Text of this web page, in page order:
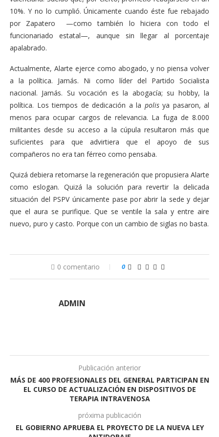
10%. Y no lo cumplió. Únicamente cuando éste fue rebajado
por Zapatero —como también lo hiciera con todo el
funcionariado estatal—, aunque sin llegar al porcentaje
apalabrado.
Actualmente, Alarte ejerce como abogado, y no piensa volver
a la política. Jamás. Ni como líder del Partido Socialista
nacional. Jamás. Su vocación es la abogacía; su hobby, la
política. Los tiempos de dedicación a la polisya pasaron, al
menos para ocupar cargos de relevancia. La fuga de 8.000
militantes desde su acceso a la cúpula resultaron más que
suficientes para que advirtiera que el apoyo de sus
compañeros no era tan férreo como pensaba.
Quizá debiera retomarse la regeneración que propusiera Alarte
como eslogan. Quizá la solución para revertir la delicada
situación del PSPV únicamente pase por abrir la sede y dejar
que el aura se purifique. Que se ventile la sala y entre aire
nuevo, puro y casto. Porque con un cambio de siglas no basta.
0 comentario 0
ADMIN
Publicación anterior
MÁS DE 400 PROFESIONALES DEL GENERAL PARTICIPAN EN
EL CURSO DE ACTUALIZACIÓN EN DISPOSITIVOS DE
TERAPIA INTRAVENOSA
próxima publicación
EL GOBIERNO APRUEBA EL PROYECTO DE LA NUEVA LEY